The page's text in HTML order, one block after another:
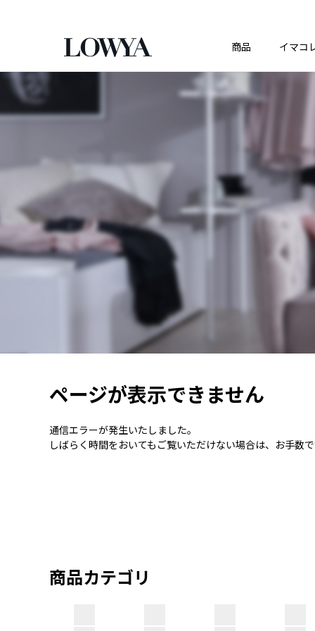
商品 イマコ
ページが表示できません
通信エラーが発生いたしました。
しばらく時間をおいてもご覧いただけない場合は、お手数
商品カテゴリ